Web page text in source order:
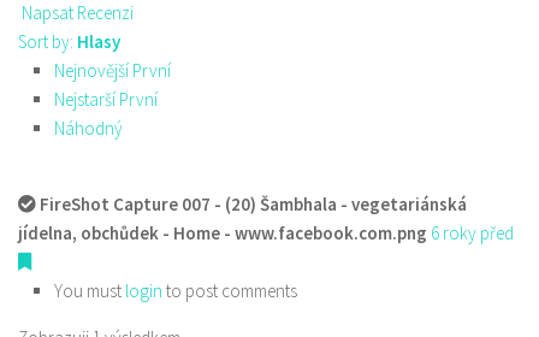
Napsat Recenzi
Sort by: Hlasy
Nejnovější První
Nejstarší První
Náhodný
FireShot Capture 007 - (20) Šambhala - vegetariánská
jídelna, obchůdek - Home - www.facebook.com.png 6 roky před
You must login to post comments